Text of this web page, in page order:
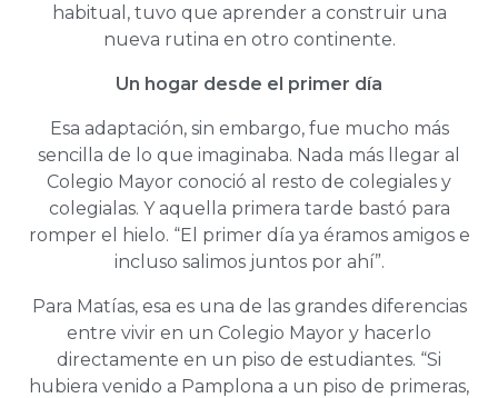
habitual, tuvo que aprender a construir una
nueva rutina en otro continente.
Un hogar desde el primer día
Esa adaptación, sin embargo, fue mucho más
sencilla de lo que imaginaba. Nada más llegar al
Colegio Mayor conoció al resto de colegiales y
colegialas. Y aquella primera tarde bastó para
romper el hielo. “El primer día ya éramos amigos e
incluso salimos juntos por ahí”.
Para Matías, esa es una de las grandes diferencias
entre vivir en un Colegio Mayor y hacerlo
directamente en un piso de estudiantes. “Si
hubiera venido a Pamplona a un piso de primeras,